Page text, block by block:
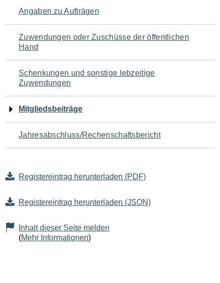
Angaben zu Aufträgen
Zuwendungen oder Zuschüsse der öffentlichen
Hand
Schenkungen und sonstige lebzeitige
Zuwendungen
Mitgliedsbeiträge
Jahresabschluss/Rechenschaftsbericht
Registereintrag herunterladen (PDF)
Registereintrag herunterladen (JSON)
Inhalt dieser Seite melden
(Mehr Informationen)